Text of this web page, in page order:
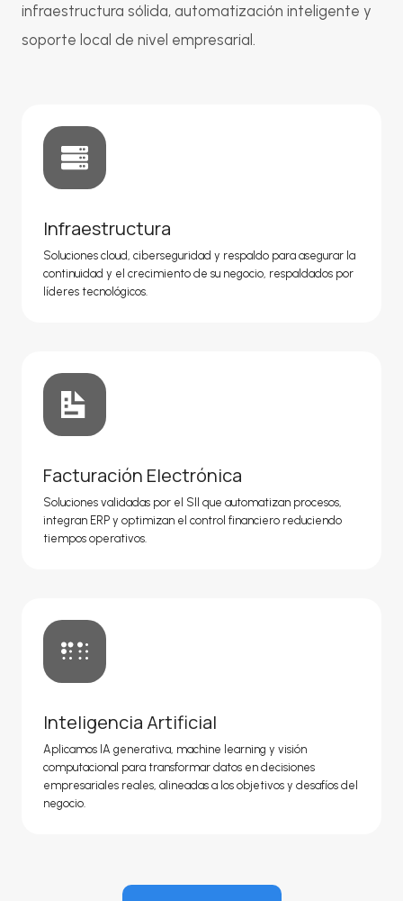
infraestructura sólida, automatización inteligente y
soporte local de nivel empresarial.
Infraestructura
Soluciones cloud, ciberseguridad y respaldo para asegurar la
continuidad y el crecimiento de su negocio, respaldados por
líderes tecnológicos.
Facturación Electrónica
Soluciones validadas por el SII que automatizan procesos,
integran ERP y optimizan el control financiero reduciendo
tiempos operativos.
Inteligencia Artificial
Aplicamos IA generativa, machine learning y visión
computacional para transformar datos en decisiones
empresariales reales, alineadas a los objetivos y desafíos del
negocio.